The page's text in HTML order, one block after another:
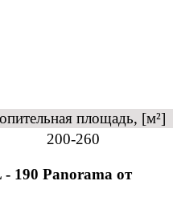
площадь, [м²]
200-260
190 Panorama от